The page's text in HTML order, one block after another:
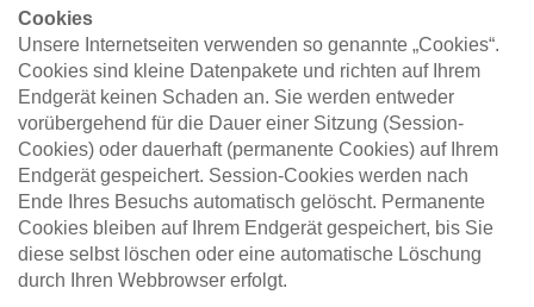
Cookies
Unsere Internetseiten verwenden so genannte „Cookies“.
Cookies sind kleine Datenpakete und richten auf Ihrem
Endgerät keinen Schaden an. Sie werden entweder
vorübergehend für die Dauer einer Sitzung (Session-
Cookies) oder dauerhaft (permanente Cookies) auf Ihrem
Endgerät gespeichert. Session-Cookies werden nach
Ende Ihres Besuchs automatisch gelöscht. Permanente
Cookies bleiben auf Ihrem Endgerät gespeichert, bis Sie
diese selbst löschen oder eine automatische Löschung
durch Ihren Webbrowser erfolgt.